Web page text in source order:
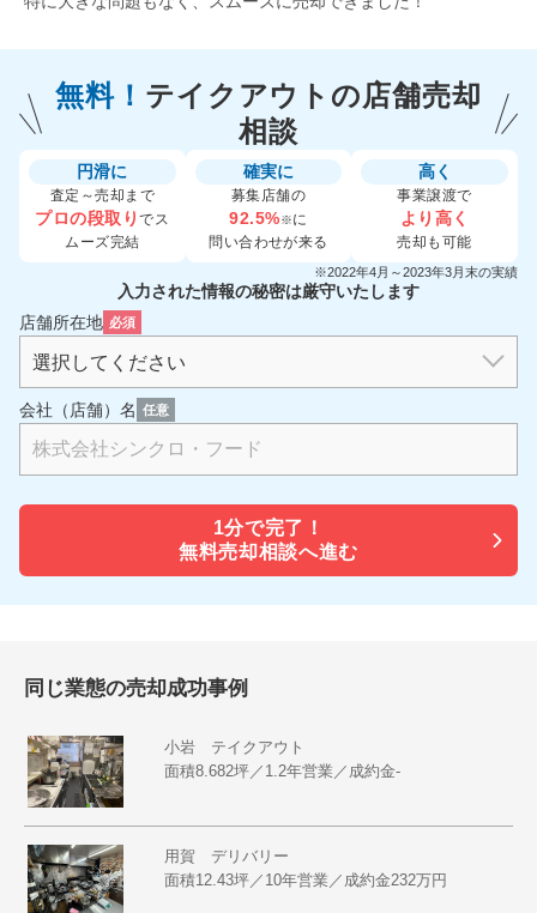
無料！ テイクアウトの店舗売却
相談
円滑に
査定～売却まで
プロの段取りでス
ムーズ完結
確実に
募集店舗の
92.5%※に
問い合わせが来る
高く
事業譲渡で
より高く
売却も可能
※2022年4月～2023年3月末の実績
入力された情報の秘密は厳守いたします
店舗所在地 必須
会社（店舗）名 任意
1分で完了！
無料売却相談へ進む
同じ業態の売却成功事例
小岩 テイクアウト
面積8.682坪／1.2年営業／成約金-
用賀 デリバリー
面積12.43坪／10年営業／成約金232万円